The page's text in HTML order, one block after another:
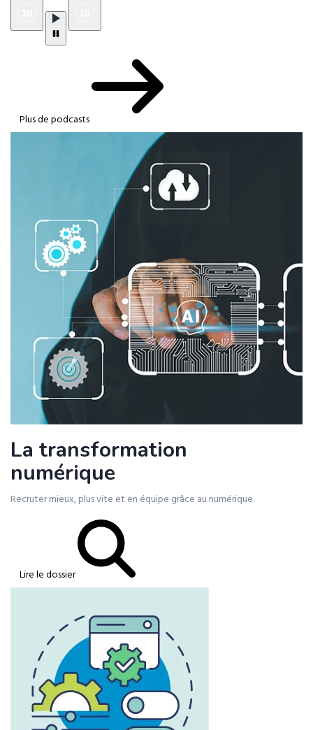
Plus de podcasts
La transformation
numérique
Recruter mieux, plus vite et en équipe grâce au numérique.
Lire le dossier